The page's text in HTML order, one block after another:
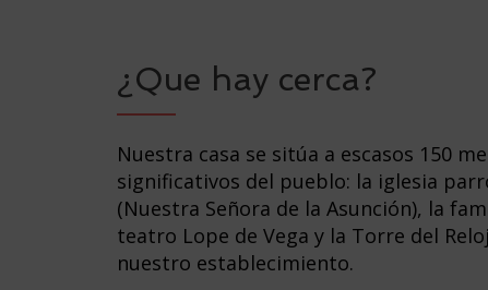
¿Que hay cerca?
Nuestra casa se sitúa a escasos 150
significativos del pueblo: la iglesia
(Nuestra Señora de la Asunción), la
teatro Lope de Vega y la Torre del